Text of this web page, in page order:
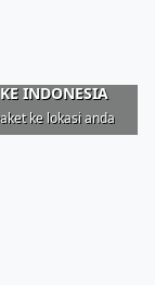
INDONESIA
ke lokasi anda